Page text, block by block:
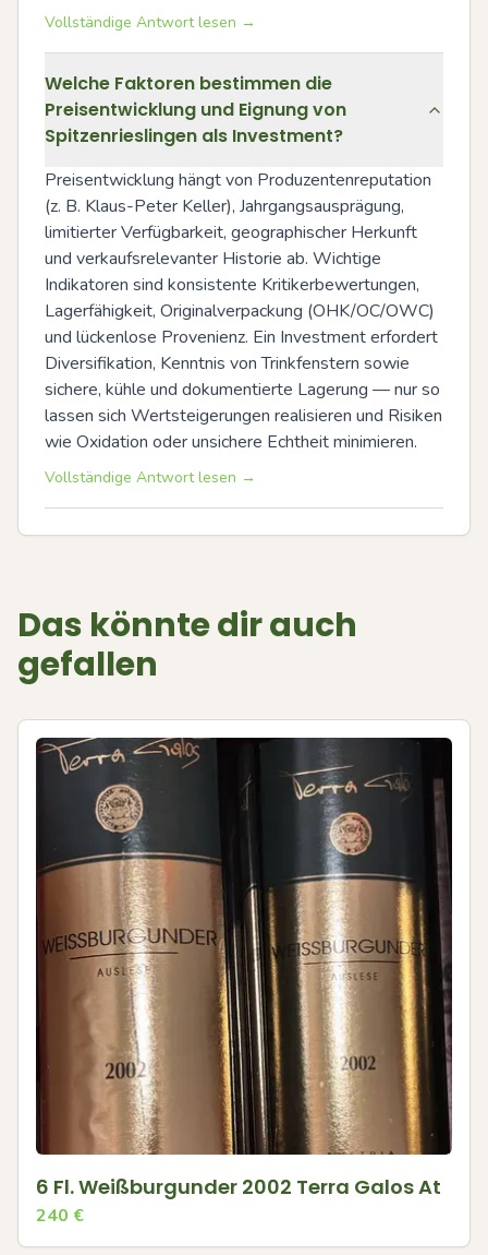
Vollständige Antwort lesen →
Welche Faktoren bestimmen die
Preisentwicklung und Eignung von
Spitzenrieslingen als Investment?
Preisentwicklung hängt von Produzentenreputation
(z. B. Klaus-Peter Keller), Jahrgangsausprägung,
limitierter Verfügbarkeit, geographischer Herkunft
und verkaufsrelevanter Historie ab. Wichtige
Indikatoren sind konsistente Kritikerbewertungen,
Lagerfähigkeit, Originalverpackung (OHK/OC/OWC)
und lückenlose Provenienz. Ein Investment erfordert
Diversifikation, Kenntnis von Trinkfenstern sowie
sichere, kühle und dokumentierte Lagerung — nur so
lassen sich Wertsteigerungen realisieren und Risiken
wie Oxidation oder unsichere Echtheit minimieren.
Vollständige Antwort lesen →
Das könnte dir auch
gefallen
6 Fl. Weißburgunder 2002 Terra Galos At
240 €